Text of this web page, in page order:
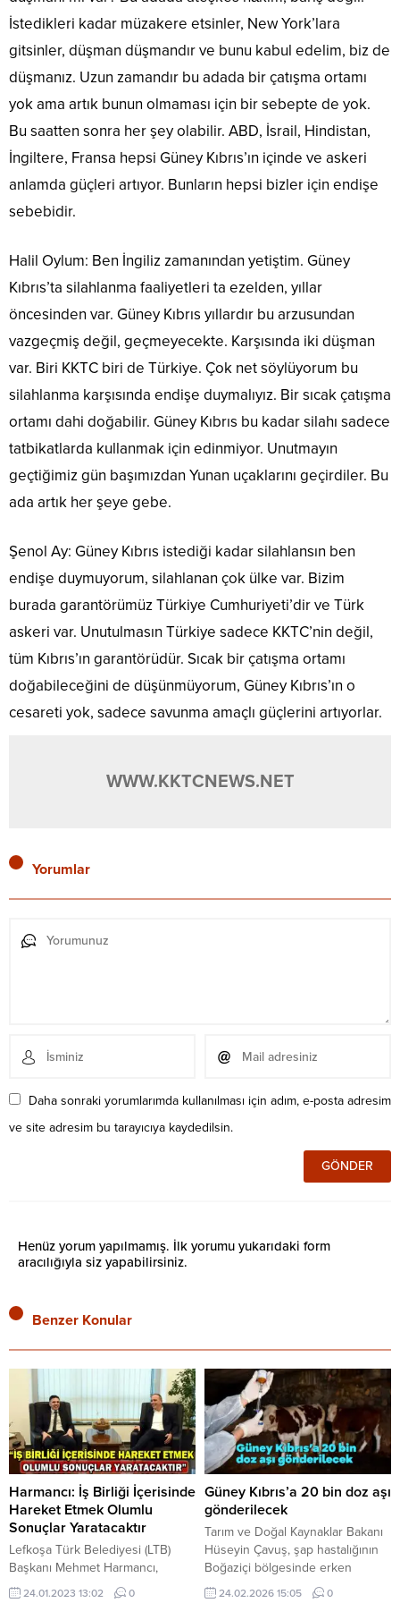
İstedikleri kadar müzakere etsinler, New York’lara
gitsinler, düşman düşmandır ve bunu kabul edelim, biz de
düşmanız. Uzun zamandır bu adada bir çatışma ortamı
yok ama artık bunun olmaması için bir sebepte de yok.
Bu saatten sonra her şey olabilir. ABD, İsrail, Hindistan,
İngiltere, Fransa hepsi Güney Kıbrıs’ın içinde ve askeri
anlamda güçleri artıyor. Bunların hepsi bizler için endişe
sebebidir.
Halil Oylum: Ben İngiliz zamanından yetiştim. Güney
Kıbrıs’ta silahlanma faaliyetleri ta ezelden, yıllar
öncesinden var. Güney Kıbrıs yıllardır bu arzusundan
vazgeçmiş değil, geçmeyecekte. Karşısında iki düşman
var. Biri KKTC biri de Türkiye. Çok net söylüyorum bu
silahlanma karşısında endişe duymalıyız. Bir sıcak çatışma
ortamı dahi doğabilir. Güney Kıbrıs bu kadar silahı sadece
tatbikatlarda kullanmak için edinmiyor. Unutmayın
geçtiğimiz gün başımızdan Yunan uçaklarını geçirdiler. Bu
ada artık her şeye gebe.
Şenol Ay: Güney Kıbrıs istediği kadar silahlansın ben
endişe duymuyorum, silahlanan çok ülke var. Bizim
burada garantörümüz Türkiye Cumhuriyeti’dir ve Türk
askeri var. Unutulmasın Türkiye sadece KKTC’nin değil,
tüm Kıbrıs’ın garantörüdür. Sıcak bir çatışma ortamı
doğabileceğini de düşünmüyorum, Güney Kıbrıs’ın o
cesareti yok, sadece savunma amaçlı güçlerini artıyorlar.
WWW.KKTCNEWS.NET
Yorumlar
Daha sonraki yorumlarımda kullanılması için adım, e-posta adresim
ve site adresim bu tarayıcıya kaydedilsin.
Henüz yorum yapılmamış. İlk yorumu yukarıdaki form
aracılığıyla siz yapabilirsiniz.
Benzer Konular
Harmancı: İş Birliği İçerisinde
Hareket Etmek Olumlu
Sonuçlar Yaratacaktır
Lefkoşa Türk Belediyesi (LTB)
Başkanı Mehmet Harmancı,
Gönyeli-Alayköy Belediyesi
24.01.2023 13:02 0
Güney Kıbrıs’a 20 bin doz aşı
gönderilecek
Tarım ve Doğal Kaynaklar Bakanı
Hüseyin Çavuş, şap hastalığının
Boğaziçi bölgesinde erken
müdahaleyle kontrol altına
24.02.2026 15:05 0